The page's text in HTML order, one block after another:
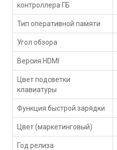
контроллера ГБ
Тип оперативной памяти
Угол обзора
Версия HDMI
Цвет подсветки
клавиатуры
Функция быстрой зарядки
Цвет (маркетинговый)
Год релиза